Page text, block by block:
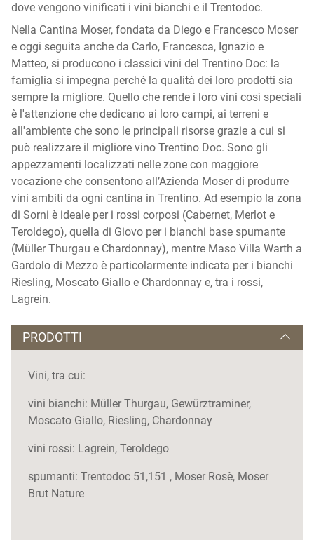
dove vengono vinificati i vini bianchi e il Trentodoc.
Nella Cantina Moser, fondata da Diego e Francesco Moser
e oggi seguita anche da Carlo, Francesca, Ignazio e
Matteo, si producono i classici vini del Trentino Doc: la
famiglia si impegna perché la qualità dei loro prodotti sia
sempre la migliore. Quello che rende i loro vini così speciali
è l'attenzione che dedicano ai loro campi, ai terreni e
all'ambiente che sono le principali risorse grazie a cui si
può realizzare il migliore vino Trentino Doc. Sono gli
appezzamenti localizzati nelle zone con maggiore
vocazione che consentono all’Azienda Moser di produrre
vini ambiti da ogni cantina in Trentino. Ad esempio la zona
di Sorni è ideale per i rossi corposi (Cabernet, Merlot e
Teroldego), quella di Giovo per i bianchi base spumante
(Müller Thurgau e Chardonnay), mentre Maso Villa Warth a
Gardolo di Mezzo è particolarmente indicata per i bianchi
Riesling, Moscato Giallo e Chardonnay e, tra i rossi,
Lagrein.
PRODOTTI
Vini, tra cui:
vini bianchi: Müller Thurgau, Gewürztraminer,
Moscato Giallo, Riesling, Chardonnay
vini rossi: Lagrein, Teroldego
spumanti: Trentodoc 51,151 , Moser Rosè, Moser
Brut Nature